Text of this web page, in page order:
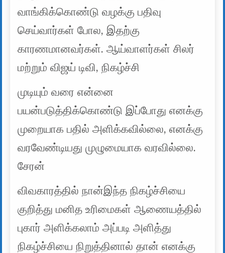
வாங்கிக்கொண்டு வழக்கு பதிவு
செய்வார்கள் போல, இதற்கு
காரணமானவர்கள். ஆய்வாளர்கள் சிலர்
மற்றும் விஜய் டிவி, நிகழ்ச்சி
முடியும் வரை என்னை
பயன்படுத்திக்கொண்டு இப்போது எனக்கு
முறையாக பதில் அளிக்கவில்லை, எனக்கு
வரவேண்டியது முழுமையாக வரவில்லை.
சேரன்
விவகாரத்தில் நான்இந்த நிகழ்ச்சியை
குறித்து மனித உரிமைகள் ஆணையத்தில்
புகார் அளிக்கலாம் அப்படி அளித்து
நிகழ்ச்சியை நிறுத்தினால் தான் எனக்கு